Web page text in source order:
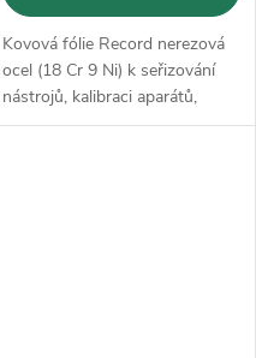
Kovová fólie Record nerezová
ocel (18 Cr 9 Ni) k seřizování
nástrojů, kalibraci aparátů,
vyrovnání tolerancí, podložení